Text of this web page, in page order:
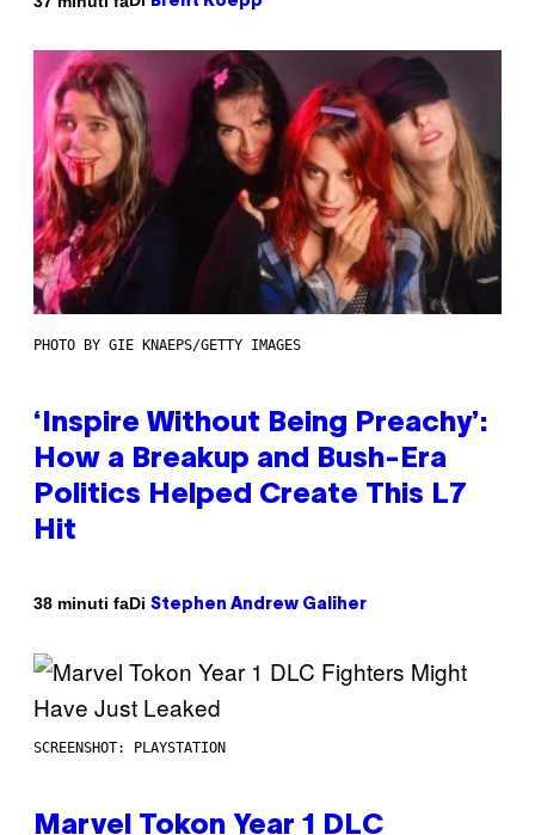
PHOTO BY GIE KNAEPS/GETTY IMAGES
‘Inspire Without Being Preachy’:
How a Breakup and Bush-Era
Politics Helped Create This L7
Hit
38 minuti faDi Stephen Andrew Galiher
SCREENSHOT: PLAYSTATION
Marvel Tokon Year 1 DLC